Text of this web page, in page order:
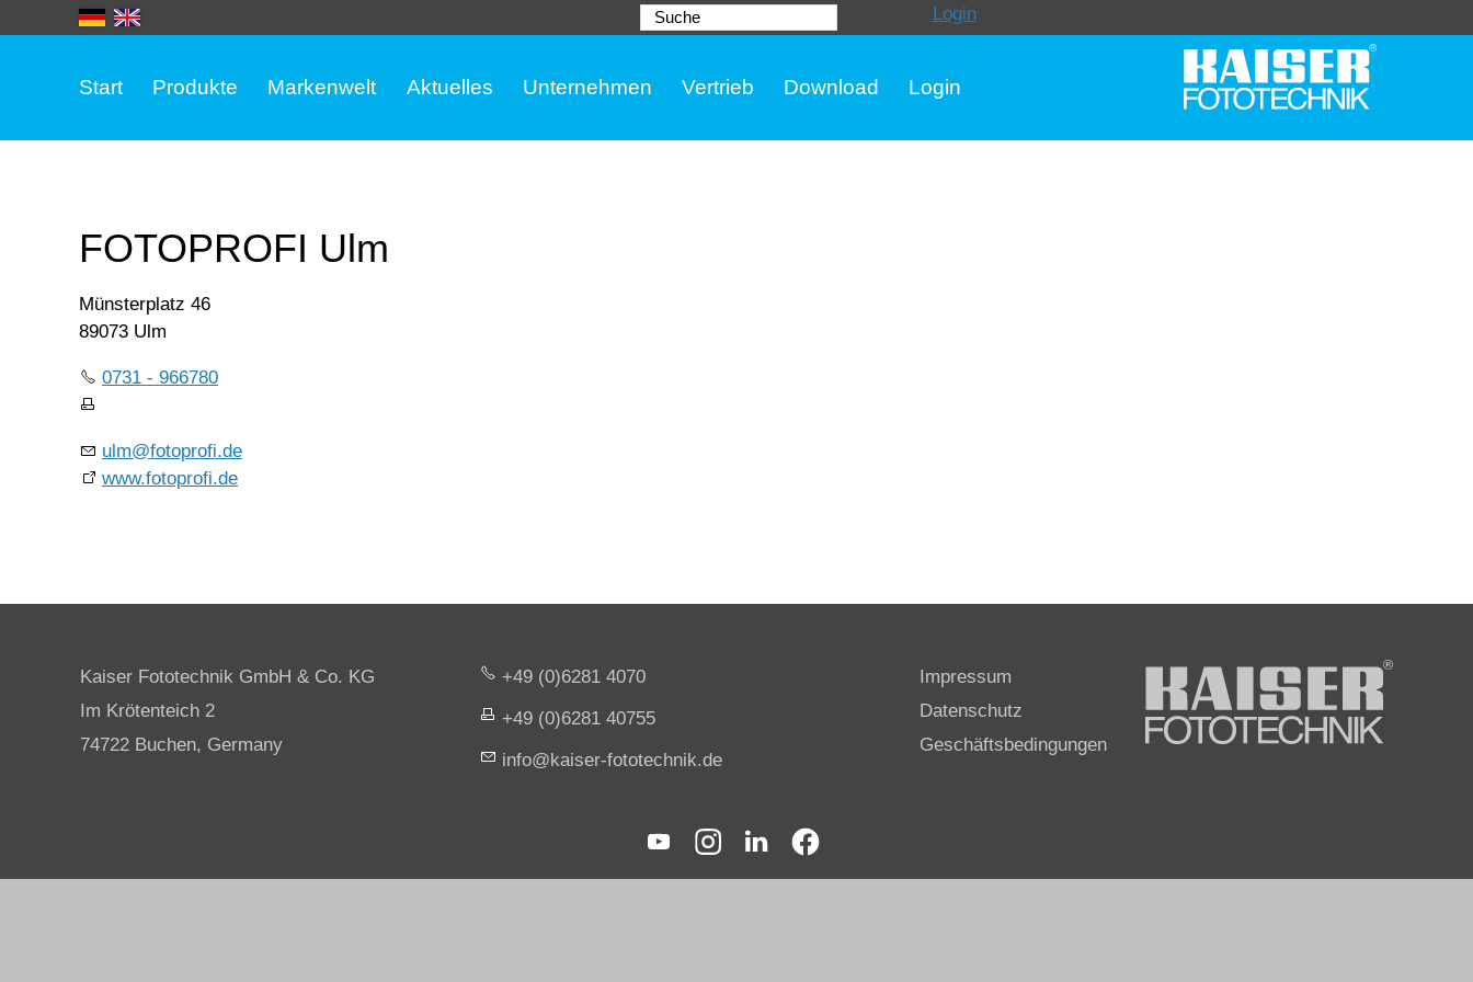
Suche Login
Start Produkte Markenwelt Aktuelles Unternehmen Vertrieb Download Login
FOTOPROFI Ulm
Münsterplatz 46
89073 Ulm
0731 - 966780
ulm@fotoprofi.de
www.fotoprofi.de
Kaiser Fototechnik GmbH & Co. KG
Im Krötenteich 2
74722 Buchen, Germany
+49 (0)6281 4070
+49 (0)6281 40755
nf
k s r-f t t chn k d
Impressum
Datenschutz
Geschäftsbedingungen